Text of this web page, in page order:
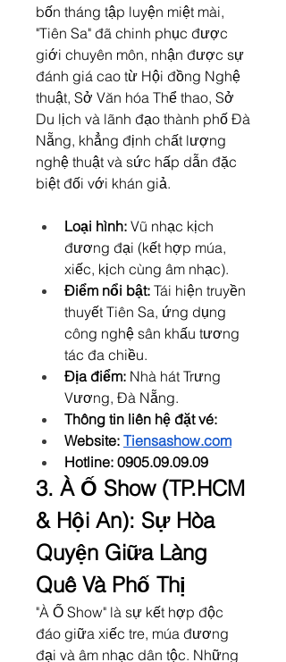
bốn tháng tập luyện miệt mài,
"Tiên Sa" đã chinh phục được
giới chuyên môn, nhận được sự
đánh giá cao từ Hội đồng Nghệ
thuật, Sở Văn hóa Thể thao, Sở
Du lịch và lãnh đạo thành phố Đà
Nẵng, khẳng định chất lượng
nghệ thuật và sức hấp dẫn đặc
biệt đối với khán giả.
Loại hình: Vũ nhạc kịch
đương đại (kết hợp múa,
xiếc, kịch cùng âm nhạc).
Điểm nổi bật: Tái hiện truyền
thuyết Tiên Sa, ứng dụng
công nghệ sân khấu tương
tác đa chiều.
Địa điểm: Nhà hát Trưng
Vương, Đà Nẵng.
Thông tin liên hệ đặt vé:
Website: Tiensashow.com
Hotline: 0905.09.09.09
3. À Ố Show (TP.HCM
& Hội An): Sự Hòa
Quyện Giữa Làng
Quê Và Phố Thị
"À Ố Show" là sự kết hợp độc
đáo giữa xiếc tre, múa đương
đại và âm nhạc dân tộc. Những